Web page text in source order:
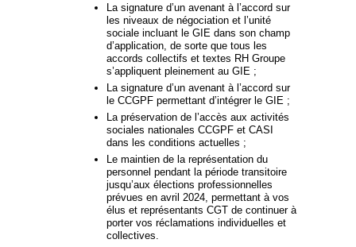
La signature d’un avenant à l’accord sur
les niveaux de négociation et l’unité
sociale incluant le GIE dans son champ
d’application, de sorte que tous les
accords collectifs et textes RH Groupe
s’appliquent pleinement au GIE ;
La signature d’un avenant à l’accord sur
le CCGPF permettant d’intégrer le GIE ;
La préservation de l’accès aux activités
sociales nationales CCGPF et CASI
dans les conditions actuelles ;
Le maintien de la représentation du
personnel pendant la période transitoire
jusqu’aux élections professionnelles
prévues en avril 2024, permettant à vos
élus et représentants CGT de continuer à
porter vos réclamations individuelles et
collectives.